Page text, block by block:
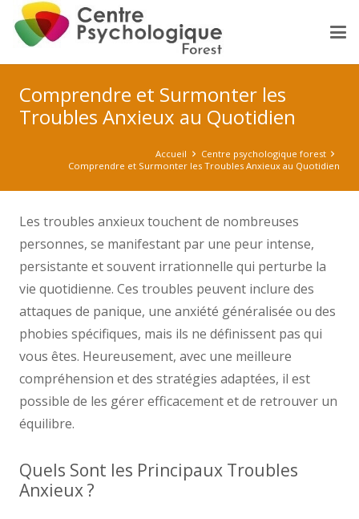
Comprendre et Surmonter les
Troubles Anxieux au Quotidien
Accueil
Centre psychologique forest
Comprendre et Surmonter les Troubles Anxieux au Quotidien
Les troubles anxieux touchent de nombreuses
personnes, se manifestant par une peur intense,
persistante et souvent irrationnelle qui perturbe la
vie quotidienne. Ces troubles peuvent inclure des
attaques de panique, une anxiété généralisée ou des
phobies spécifiques, mais ils ne définissent pas qui
vous êtes. Heureusement, avec une meilleure
compréhension et des stratégies adaptées, il est
possible de les gérer efficacement et de retrouver un
équilibre.
Quels Sont les Principaux Troubles
Anxieux ?